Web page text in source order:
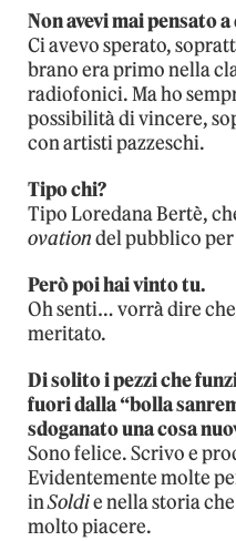
Non avevi mai pensato
Ci avevo sperato,
brano era primo nella
radiofonici. Ma ho
possibilità di vincere,
con artisti pazzeschi.
Tipo chi?
Tipo Loredana Bertè,
ovationdel pubblico
Però poi hai vinto tu.
Oh senti… vorrà dire
meritato.
Di solito i pezzi che
fuori dalla “bolla
sdoganato una cosa
Sono felice. Scrivo e
Evidentemente molte
inSoldie nella storia
molto piacere.